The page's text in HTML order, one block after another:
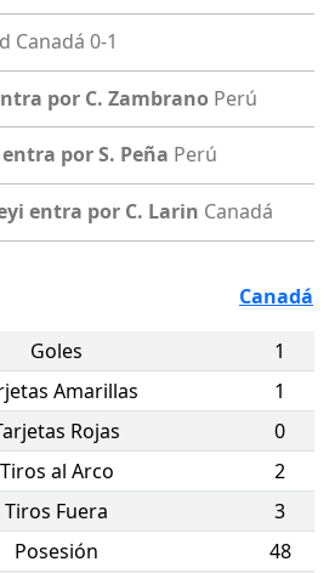
Canadá 0-1
por C. Zambrano Perú
por S. Peña Perú
entra por C. Larin Canadá
Canadá
Goles
1
Amarillas
1
Rojas
0
Tiros al Arco
2
Tiros Fuera
3
Posesión
48